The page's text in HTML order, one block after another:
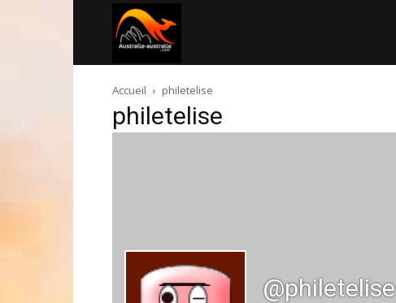
australie.com
Accueil philetelise
philetelise
@philetelise